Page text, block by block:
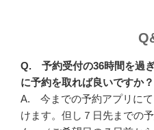
Q. 予約受付の36時間を過
に予約を取れば良いですか？
A. 今までの予約アプリに
けます。但し７日先までの